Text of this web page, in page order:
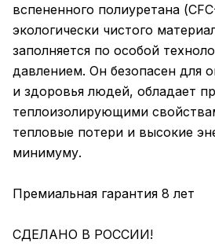
вспененного полиуретана
экологически чистого
заполняется по особой
давлением. Он безопасен для
и здоровья людей, обладает
теплоизолирующими
тепловые потери и высокие
минимуму.
Премиальная гарантия 8 лет
СДЕЛАНО В